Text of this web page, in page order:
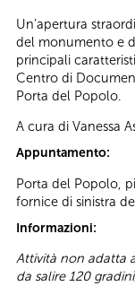
Un’apertura
del monumento e
principali
Centro di
Porta del Popolo.
A cura di Vanessa
Appuntamento:
Porta del Popolo,
fornice di sinistra
Informazioni:
Attività non adatta
da salire 120 gradini